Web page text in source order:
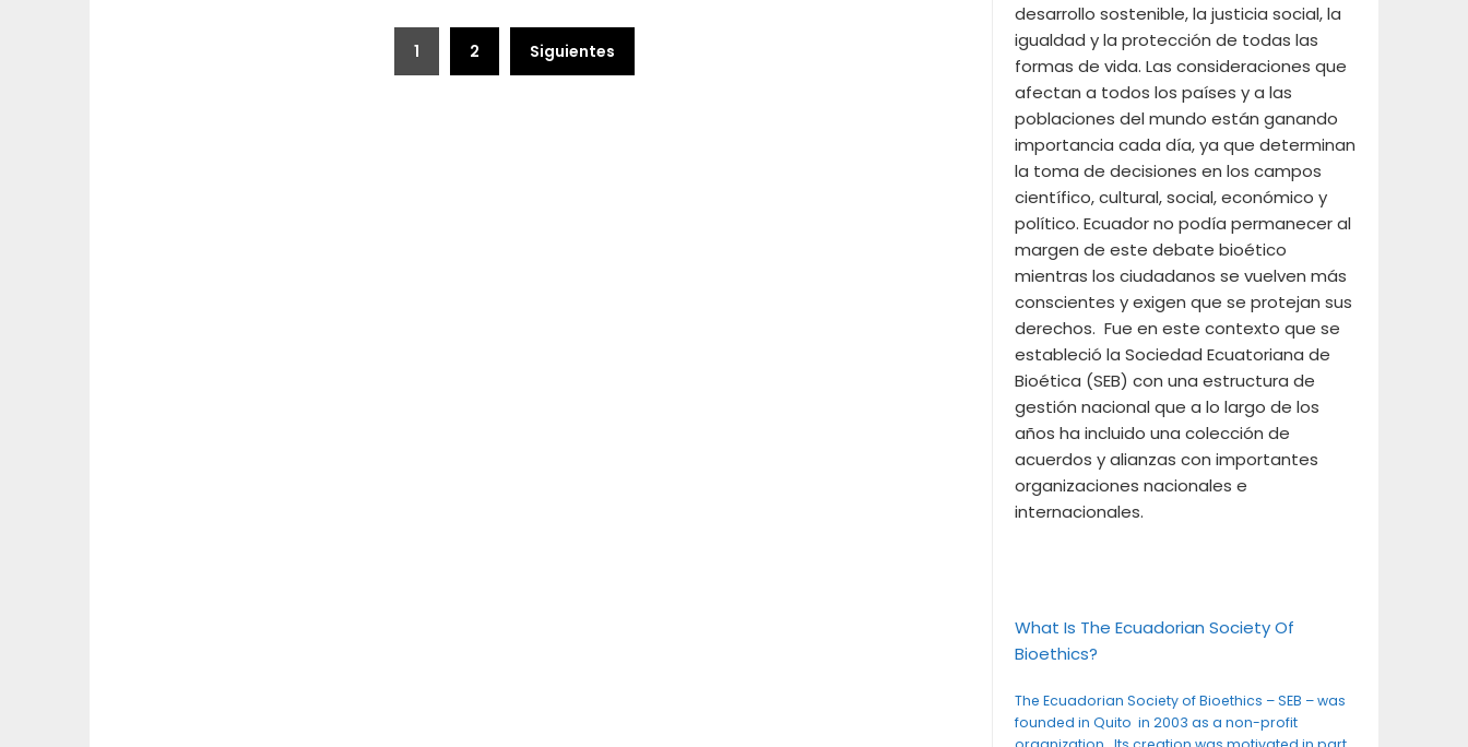
1 2 Siguientes
desarrollo sostenible, la justicia social, la
igualdad y la protección de todas las
formas de vida. Las consideraciones que
afectan a todos los países y a las
poblaciones del mundo están ganando
importancia cada día, ya que determinan
la toma de decisiones en los campos
científico, cultural, social, económico y
político. Ecuador no podía permanecer al
margen de este debate bioético
mientras los ciudadanos se vuelven más
conscientes y exigen que se protejan sus
derechos. Fue en este contexto que se
estableció la Sociedad Ecuatoriana de
Bioética (SEB) con una estructura de
gestión nacional que a lo largo de los
años ha incluido una colección de
acuerdos y alianzas con importantes
organizaciones nacionales e
internacionales.
What Is The Ecuadorian Society Of
Bioethics?
The Ecuadorian Society of Bioethics – SEB – was
founded in Quito in 2003 as a non-profit